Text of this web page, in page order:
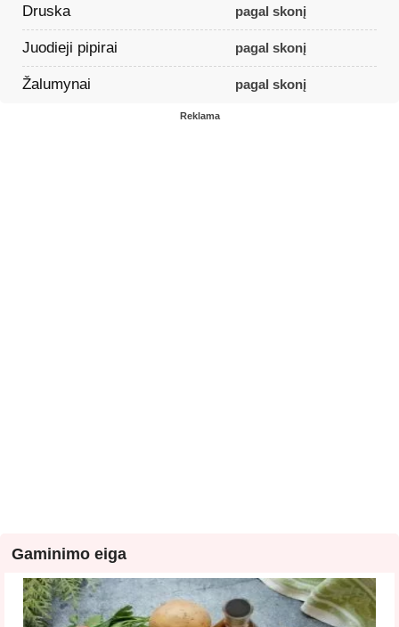
Druska pagal skonį
Juodieji pipirai pagal skonį
Žalumynai pagal skonį
Reklama
Gaminimo eiga